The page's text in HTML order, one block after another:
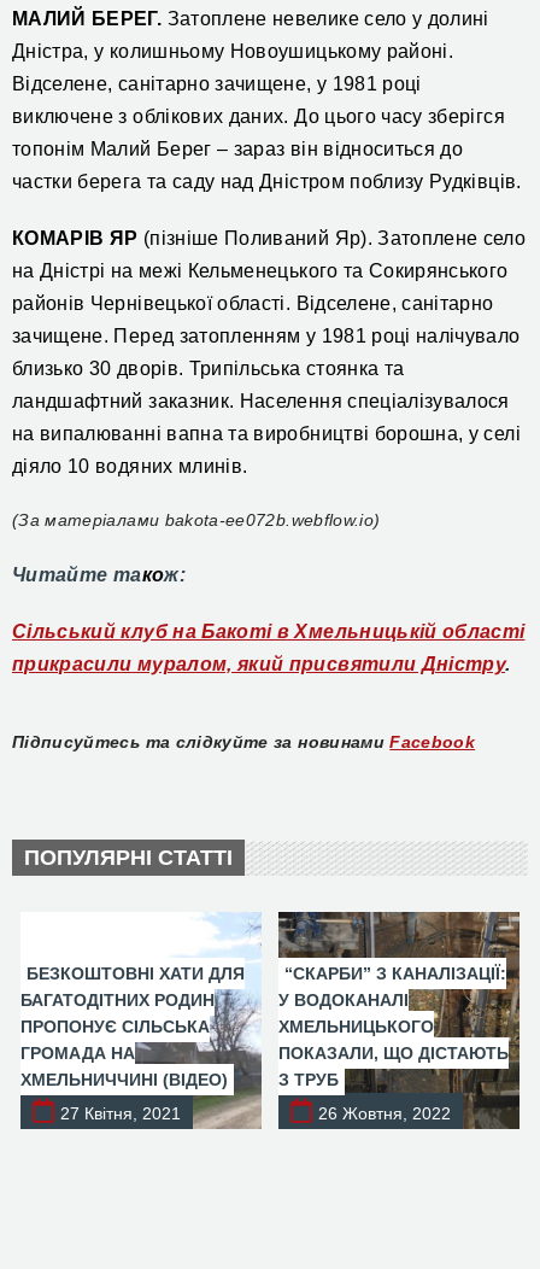
МАЛИЙ БЕРЕГ. Затоплене невелике село у долині
Дністра, у колишньому Новоушицькому районі.
Відселене, санітарно зачищене, у 1981 році
виключене з облікових даних. До цього часу зберігся
топонім Малий Берег – зараз він відноситься до
частки берега та саду над Дністром поблизу Рудківців.
КОМАРІВ ЯР (пізніше Поливаний Яр). Затоплене село
на Дністрі на межі Кельменецького та Сокирянського
районів Чернівецької області. Відселене, санітарно
зачищене. Перед затопленням у 1981 році налічувало
близько 30 дворів. Трипільська стоянка та
ландшафтний заказник. Населення спеціалізувалося
на випалюванні вапна та виробництві борошна, у селі
діяло 10 водяних млинів.
(За матеріалами bakota-ee072b.webflow.io)
Читайте також:
Сільський клуб на Бакоті в Хмельницькій області
прикрасили муралом, який присвятили Дністру.
Підписуйтесь та слідкуйте за новинами Facebook
ПОПУЛЯРНІ СТАТТІ
БЕЗКОШТОВНІ ХАТИ ДЛЯ
БАГАТОДІТНИХ РОДИН
ПРОПОНУЄ СІЛЬСЬКА
ГРОМАДА НА
ХМЕЛЬНИЧЧИНІ (ВІДЕО)
27 Квітня, 2021
“СКАРБИ” З КАНАЛІЗАЦІЇ:
У ВОДОКАНАЛІ
ХМЕЛЬНИЦЬКОГО
ПОКАЗАЛИ, ЩО ДІСТАЮТЬ
З ТРУБ
26 Жовтня, 2022